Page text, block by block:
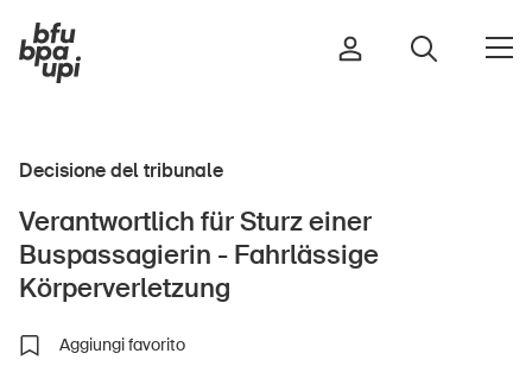
Sport e attività fisica
Casa e giardino
Edifici e impianti
Decisione del tribunale
Verantwortlich für Sturz einer
Buspassagierin - Fahrlässige
Körperverletzung
Aggiungi favorito